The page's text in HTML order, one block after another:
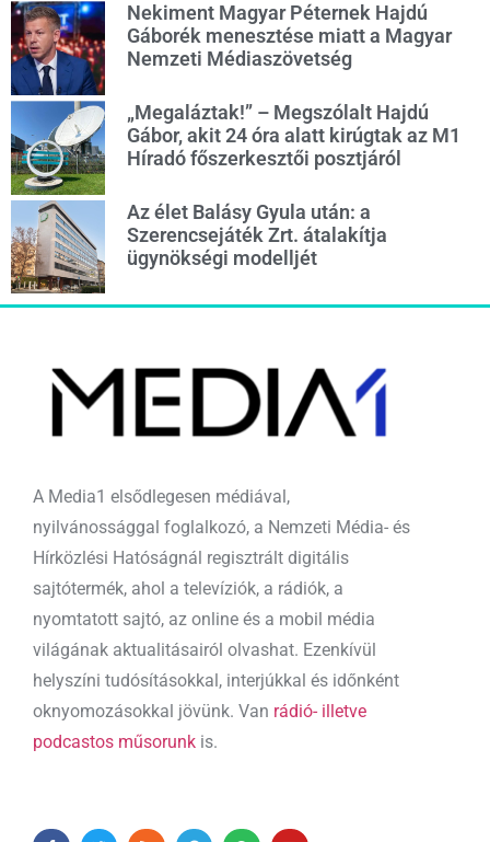
Nekiment Magyar Péternek Hajdú
Gáborék menesztése miatt a Magyar
Nemzeti Médiaszövetség
„Megaláztak!” – Megszólalt Hajdú
Gábor, akit 24 óra alatt kirúgtak az M1
Híradó főszerkesztői posztjáról
Az élet Balásy Gyula után: a
Szerencsejáték Zrt. átalakítja
ügynökségi modelljét
A Media1 elsődlegesen médiával,
nyilvánossággal foglalkozó, a Nemzeti Média- és
Hírközlési Hatóságnál regisztrált digitális
sajtótermék, ahol a televíziók, a rádiók, a
nyomtatott sajtó, az online és a mobil média
világának aktualitásairól olvashat. Ezenkívül
helyszíni tudósításokkal, interjúkkal és időnként
oknyomozásokkal jövünk. Van rádió- illetve
podcastos műsorunk is.